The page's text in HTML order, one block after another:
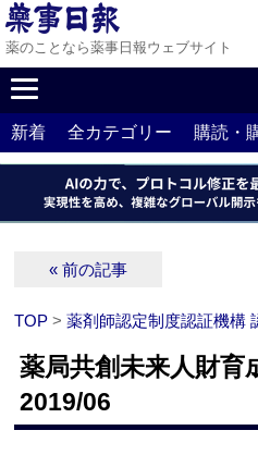
薬のことなら薬事日報ウェブサイト
新着 全カテゴリー 購読・
« 前の記事
TOP >薬剤師認定制度認証機構
薬局共創未来人財
2019/06